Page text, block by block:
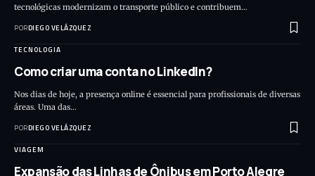
tecnológicas modernizam o transporte público e contribuem…
PORDIEGO VELÁZQUEZ
TECNOLOGIA
Como criar uma conta no LinkedIn?
Nos dias de hoje, a presença online é essencial para profissionais de diversas
áreas. Uma das…
PORDIEGO VELÁZQUEZ
VIAGEM
Expansão das Linhas de Ônibus em Porto Alegre